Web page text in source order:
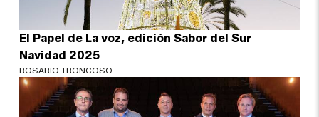
El Papel de La voz, edición Sabor del Sur
Navidad 2025
ROSARIO TRONCOSO